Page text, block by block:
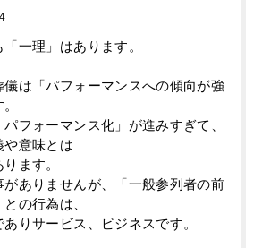
一理」はあります。
は「パフォーマンスへの傾向が強
フォーマンス化」が進みすぎて、
や意味とは
ます。
ありませんが、「一般参列者の前
の行為は、
りサービス、ビジネスです。